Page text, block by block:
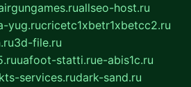
allseo-host.ru
yug.rucricetc1xbetr1xbetcc2.ru
3d-file.ru
uafoot-statti.rue-abis1c.ru
kts-services.rudark-sand.ru